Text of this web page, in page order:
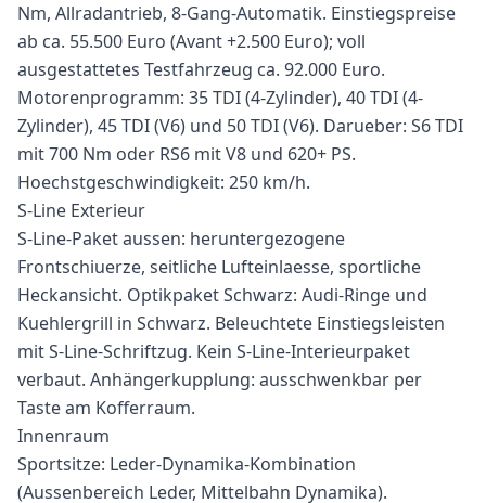
Nm, Allradantrieb, 8-Gang-Automatik. Einstiegspreise
ab ca. 55.500 Euro (Avant +2.500 Euro); voll
ausgestattetes Testfahrzeug ca. 92.000 Euro.
Motorenprogramm: 35 TDI (4-Zylinder), 40 TDI (4-
Zylinder), 45 TDI (V6) und 50 TDI (V6). Darueber: S6 TDI
mit 700 Nm oder RS6 mit V8 und 620+ PS.
Hoechstgeschwindigkeit: 250 km/h.
S-Line Exterieur
S-Line-Paket aussen: heruntergezogene
Frontschiuerze, seitliche Lufteinlaesse, sportliche
Heckansicht. Optikpaket Schwarz: Audi-Ringe und
Kuehlergrill in Schwarz. Beleuchtete Einstiegsleisten
mit S-Line-Schriftzug. Kein S-Line-Interieurpaket
verbaut. Anhängerkupplung: ausschwenkbar per
Taste am Kofferraum.
Innenraum
Sportsitze: Leder-Dynamika-Kombination
(Aussenbereich Leder, Mittelbahn Dynamika).